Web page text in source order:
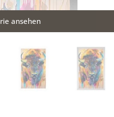
ansehen